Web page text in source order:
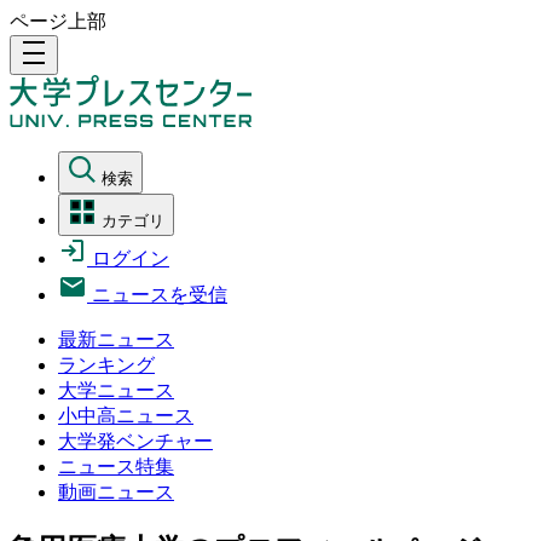
ページ上部
density_medium
検索
カテゴリ
ログイン
ニュースを受信
最新ニュース
ランキング
大学ニュース
小中高ニュース
大学発ベンチャー
ニュース特集
動画ニュース